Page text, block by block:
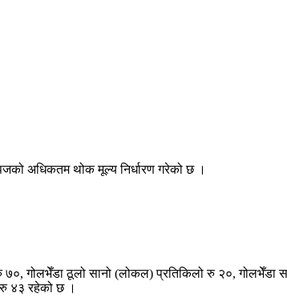
अधिकतम थोक मूल्य निर्धारण गरेको छ ।
गोलभेँडा ठूलो सानो (लोकल) प्रतिकिलो रु २०,
४३ रहेको छ ।